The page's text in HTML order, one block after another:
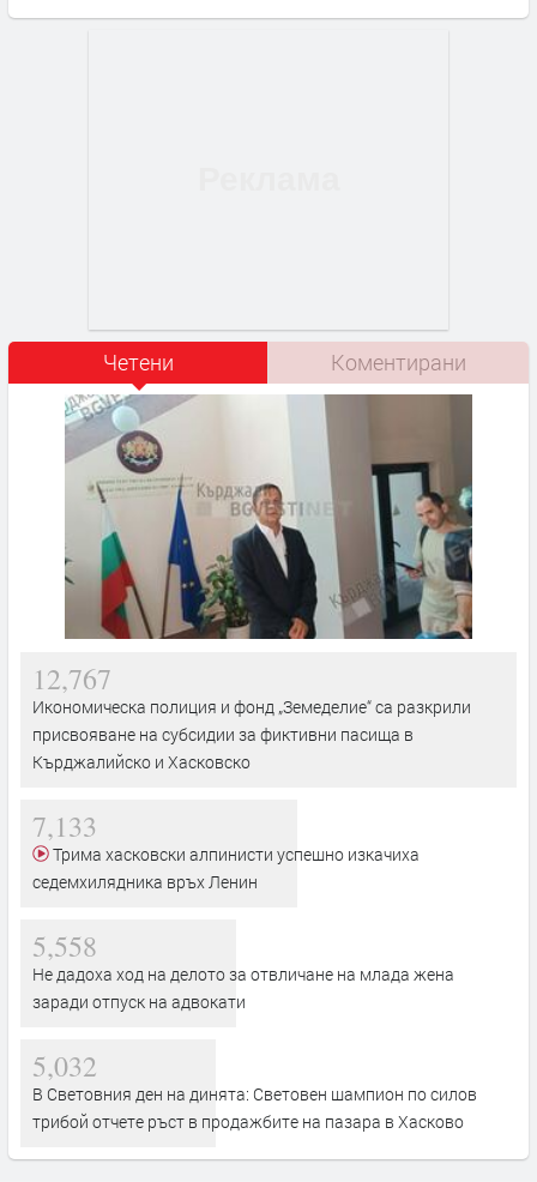
Четени Коментирани
12,767
Икономическа полиция и фонд „Земеделие“ са разкрили
присвояване на субсидии за фиктивни пасища в
Кърджалийско и Хасковско
7,133
седемхилядника връх Ленин
5,558
Не дадоха ход на делото за отвличане на млада жена
заради отпуск на адвокати
5,032
В Световния ден на динята: Световен шампион по силов
трибой отчете ръст в продажбите на пазара в Хасково